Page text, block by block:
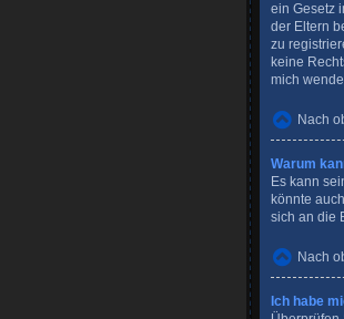
ein Gesetz
der Eltern
zu
keine
mich
Nach
Warum
Es kann
könnte
sich an die
Nach
Ich habe